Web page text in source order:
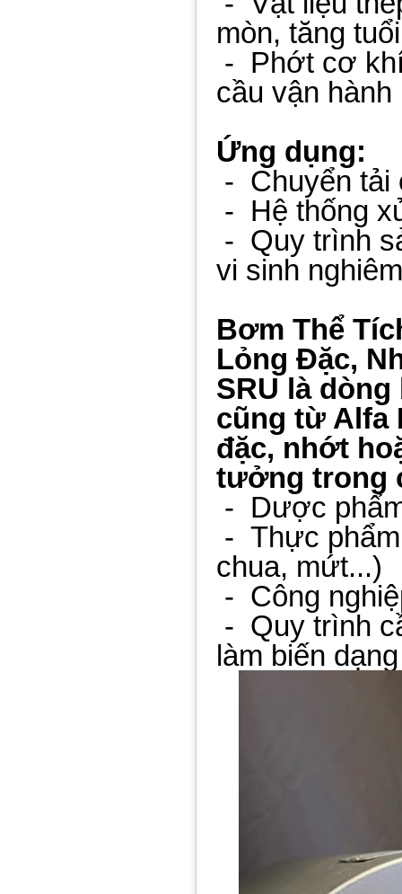
mòn, tăng
- Phớt cơ
cầu vận hành
Ứng dụng:
- Chuyển tải
- Hệ thống
- Quy trình
vi sinh
Bơm Thể
Lỏng Đặc,
SRU là
cũng từ Alfa
đặc, nhớt
tưởng trong
- Dược
- Thực
chua, mứt...)
- Công
- Quy trình
làm biến dạng